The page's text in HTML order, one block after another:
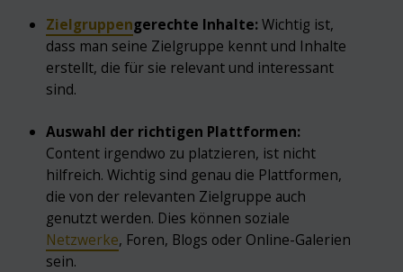
Zielgruppengerechte Inhalte:Wichtig ist,
dass man seine Zielgruppe kennt und Inhalte
erstellt, die für sie relevant und interessant
sind.
Auswahl der richtigen Plattformen:
Content irgendwo zu platzieren, ist nicht
hilfreich. Wichtig sind genau die Plattformen,
die von der relevanten Zielgruppe auch
genutzt werden. Dies können soziale
Netzwerke, Foren, Blogs oder Online-Galerien
sein.